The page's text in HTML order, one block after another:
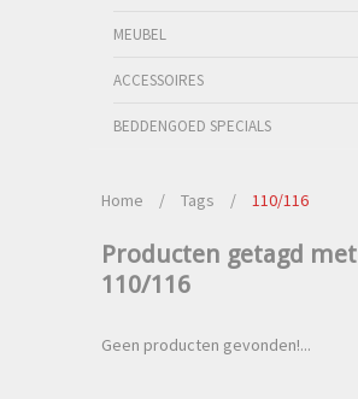
MEUBEL
ACCESSOIRES
BEDDENGOED SPECIALS
Home / Tags / 110/116
Producten getagd met
110/116
Geen producten gevonden!...